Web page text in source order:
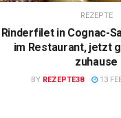
REZEPTE
Rinderfilet in Cognac-
im Restaurant, jetzt
zuhause
BY REZEPTE38 13